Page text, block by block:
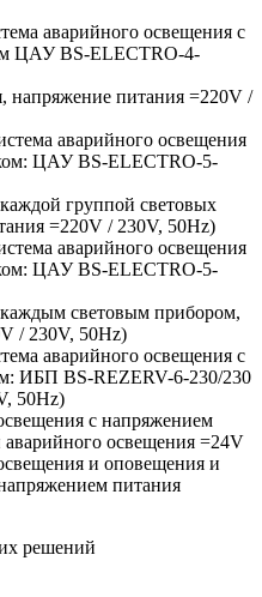
аварийного освещения с
ЦАУ BS-ELECTRO-4-
напряжение питания =220V /
аварийного освещения
ЦАУ BS-ELEСTRO-5-
группой световых
=220V / 230V, 50Hz)
аварийного освещения
ЦАУ BS-ELEСTRO-5-
световым прибором,
/ 230V, 50Hz)
аварийного освещения с
ИБП BS-REZERV-6-230/230
50Hz)
с напряжением
освещения =24V
и оповещения и
питания
решений